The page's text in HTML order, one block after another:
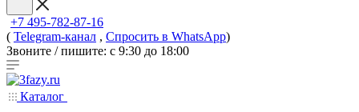
+7 495-782-87-16
( Telegram-канал , Спросить в WhatsApp)
Звоните / пишите: с 9:30 до 18:00
Каталог